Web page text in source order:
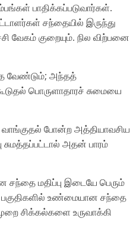
பாதிக்கப்படுவார்கள்.
சந்தையில் இருந்து
வேகம் குறையும். நில விற்பனை
வேண்டும்; அந்தத்
பொருளாதாரச் சுமையை
போன்ற அத்தியாவசிய
சுமத்தப்பட்டால் அதன் பாரம்
சந்தை மதிப்பு இடையே பெரும்
பகுதிகளில் உண்மையான சந்தை
சிக்கல்களை உருவாக்கி